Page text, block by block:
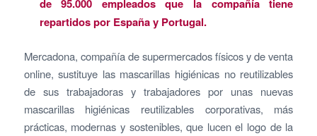
de 95.000 empleados que la compañía tiene
repartidos por España y Portugal.
Mercadona, compañía de supermercados físicos y de venta
online, sustituye las mascarillas higiénicas no reutilizables
de sus trabajadoras y trabajadores por unas nuevas
mascarillas higiénicas reutilizables corporativas, más
prácticas, modernas y sostenibles, que lucen el logo de la